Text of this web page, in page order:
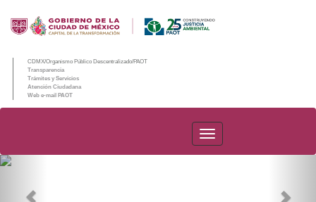
CDMX/Organismo Público Descentralizado/PAOT
Transparencia
Trámites y Servicios
Atención Ciudadana
Web e-mail PAOT
PAOT